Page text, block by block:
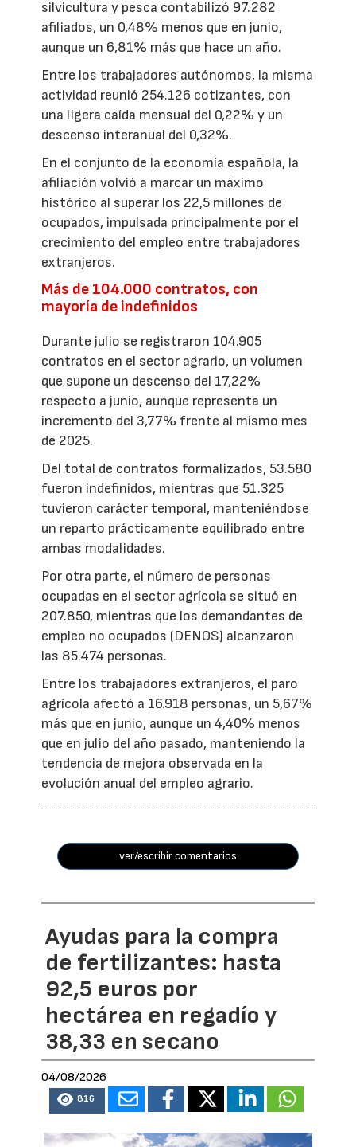
silvicultura y pesca contabilizó 97.282
afiliados, un 0,48% menos que en junio,
aunque un 6,81% más que hace un año.
Entre los trabajadores autónomos, la misma
actividad reunió 254.126 cotizantes, con
una ligera caída mensual del 0,22% y un
descenso interanual del 0,32%.
En el conjunto de la economía española, la
afiliación volvió a marcar un máximo
histórico al superar los 22,5 millones de
ocupados, impulsada principalmente por el
crecimiento del empleo entre trabajadores
extranjeros.
Más de 104.000 contratos, con
mayoría de indefinidos
Durante julio se registraron 104.905
contratos en el sector agrario, un volumen
que supone un descenso del 17,22%
respecto a junio, aunque representa un
incremento del 3,77% frente al mismo mes
de 2025.
Del total de contratos formalizados, 53.580
fueron indefinidos, mientras que 51.325
tuvieron carácter temporal, manteniéndose
un reparto prácticamente equilibrado entre
ambas modalidades.
Por otra parte, el número de personas
ocupadas en el sector agrícola se situó en
207.850, mientras que los demandantes de
empleo no ocupados (DENOS) alcanzaron
las 85.474 personas.
Entre los trabajadores extranjeros, el paro
agrícola afectó a 16.918 personas, un 5,67%
más que en junio, aunque un 4,40% menos
que en julio del año pasado, manteniendo la
tendencia de mejora observada en la
evolución anual del empleo agrario.
ver/escribir comentarios
Ayudas para la compra
de fertilizantes: hasta
92,5 euros por
hectárea en regadío y
38,33 en secano
04/08/2026
816